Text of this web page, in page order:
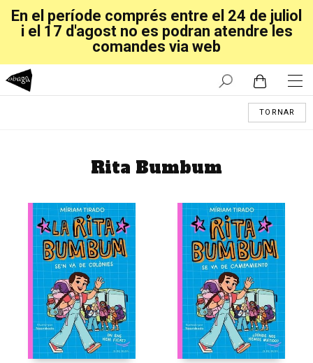
En el període comprés entre el 24 de juliol
i el 17 d'agost no es podran atendre les
comandes via web
TORNAR
Rita Bumbum